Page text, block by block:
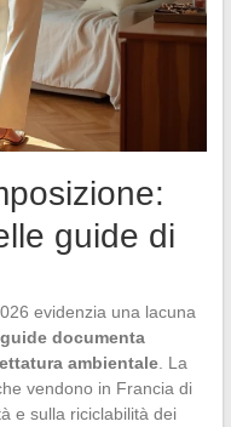
guide di
evidenzia una lacuna
documenta
ambientale. La
vendono in Francia di
e sulla riciclabilità dei